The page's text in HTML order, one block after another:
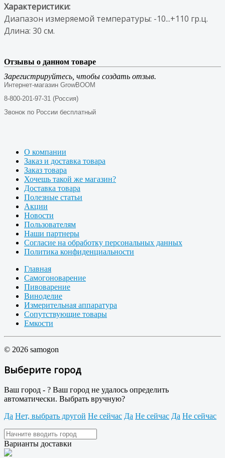
Характеристики:
Диапазон измеряемой температуры: -10...+110 гр.ц.
Длина: 30 см.
Отзывы о данном товаре
Зарегистрируйтесь, чтобы создать отзыв.
Интернет-магазин GrowBOOM
8-800-201-97-31 (Россия)
Звонок по России бесплатный
О компании
Заказ и доставка товара
Заказ товара
Хочешь такой же магазин?
Доставка товара
Полезные статьи
Акции
Новости
Пользователям
Наши партнеры
Согласие на обработку персональных данных
Политика конфиденциальности
Главная
Самогоноварение
Пивоварение
Виноделие
Измерительная аппаратура
Сопутствующие товары
Емкости
© 2026 samogon
Выберите город
Ваш город - ? Ваш город не удалось определить
автоматически. Выбрать вручную?
Да Нет, выбрать другой Не сейчас Да Не сейчас Да Не сейчас
Варианты доставки